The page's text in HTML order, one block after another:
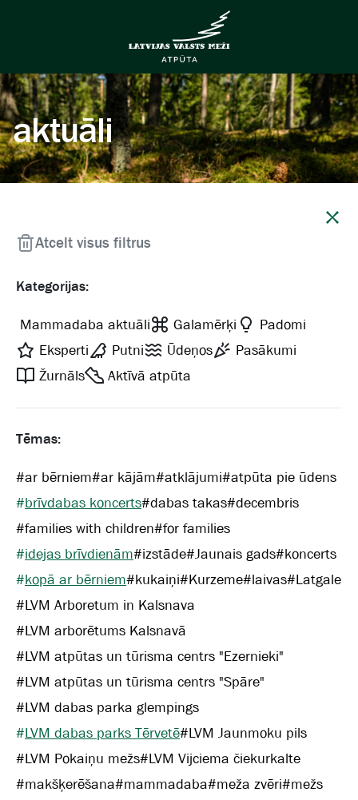
aktuāli
Kategorijas:
Mammadaba aktuāli Galamērķi
Padomi
Eksperti
Putni Ūdeņos
Pasākumi
Žurnāls
Aktīvā atpūta
Tēmas:
#ar bērniem#ar kājām#atklājumi#atpūta pie ūdens
#brīvdabas koncerts#dabas takas#decembris
#families with children#for families
#idejas brīvdienām#izstāde#Jaunais gads#koncerts
#kopā ar bērniem#kukaiņi#Kurzeme#laivas#Latgale
#LVM Arboretum in Kalsnava
#LVM arborētums Kalsnavā
#LVM atpūtas un tūrisma centrs "Ezernieki"
#LVM atpūtas un tūrisma centrs "Spāre"
#LVM dabas parka glempings
#LVM dabas parks Tērvetē#LVM Jaunmoku pils
#LVM Pokaiņu mežs#LVM Vijciema čiekurkalte
#makšķerēšana#mammadaba#meža zvēri#mežs
Atcelt visus filtrus